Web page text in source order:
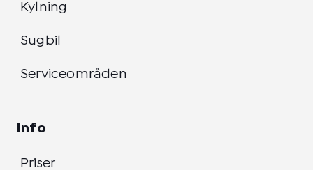
Kylning
Sugbil
Serviceområden
Info
Priser